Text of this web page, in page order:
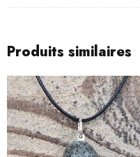
Produits similaires